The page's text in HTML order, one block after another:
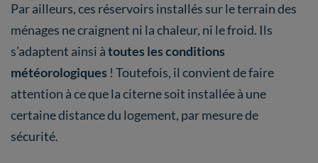
Par ailleurs, ces réservoirs installés sur le terrain des
ménages ne craignent ni la chaleur, ni le froid. Ils
s’adaptent ainsi àtoutes les conditions
météorologiques ! Toutefois, il convient de faire
attention à ce que la citerne soit installée à une
certaine distance du logement, par mesure de
sécurité.